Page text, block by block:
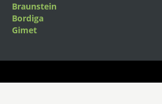
Braunstein
Bordiga
Gimet